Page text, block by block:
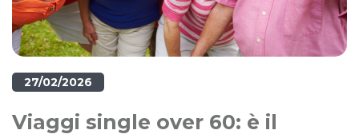
27/02/2026
Viaggi single over 60: è il